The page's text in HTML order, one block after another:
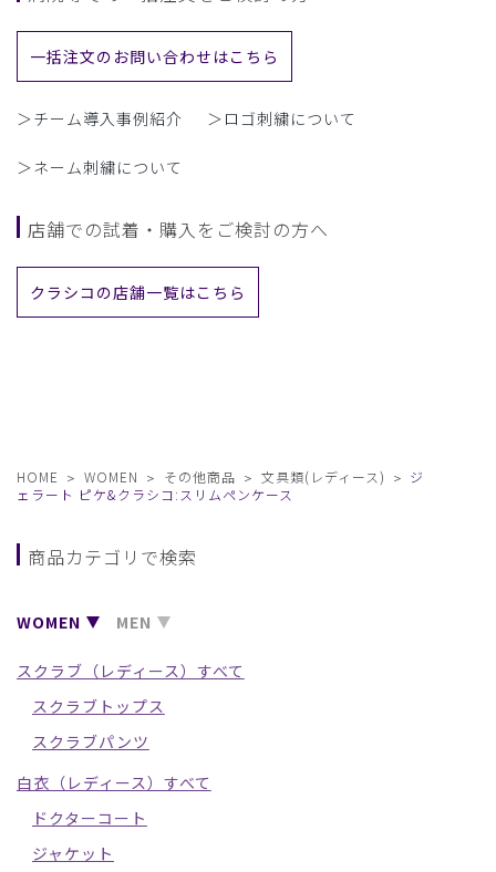
一括注文のお問い合わせはこちら
＞チーム導入事例紹介 ＞ロゴ刺繍について
＞ネーム刺繍について
店舗での試着・購入をご検討の方へ
クラシコの店舗一覧はこちら
HOME WOMEN その他商品 文具類(レディース)
ジ
ェラート ピケ&クラシコ:スリムペンケース
商品カテゴリで検索
WOMEN MEN
スクラブ（レディース）すべて
スクラブトップス
スクラブパンツ
白衣（レディース）すべて
ドクターコート
ジャケット